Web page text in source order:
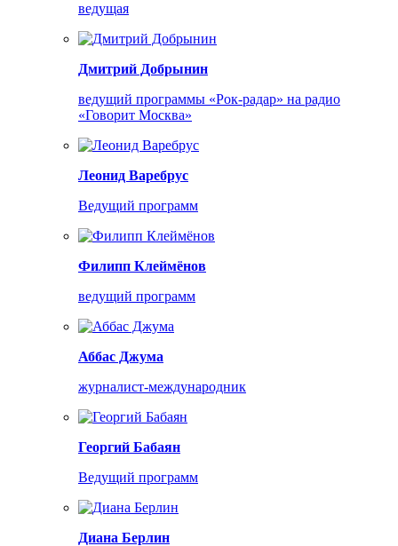
ведущая
Дмитрий Добрынин
ведущий программы «Рок-радар» на радио
«Говорит Москва»
Леонид Варебрус
Ведущий программ
Филипп Клеймёнов
ведущий программ
Аббас Джума
журналист-международник
Георгий Бабаян
Ведущий программ
Диана Берлин